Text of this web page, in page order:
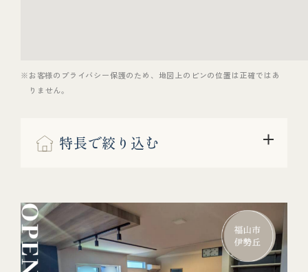
※お客様のプライバシー保護のため、地図上のピンの位置は正確ではあ
りません。
特長で絞り込む